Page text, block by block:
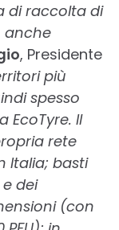
di raccolta di
anche
, Presidente
più
spesso
Il
rete
Italia; basti
dei
(con